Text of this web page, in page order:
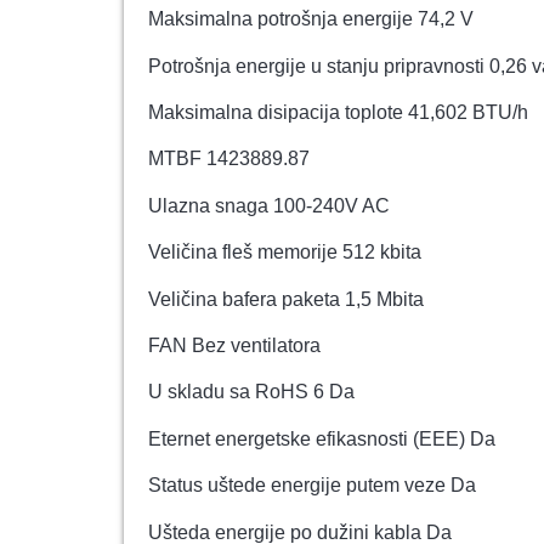
Maksimalna potrošnja energije 74,2 V
Potrošnja energije u stanju pripravnosti 0,26
Maksimalna disipacija toplote 41,602 BTU/h
MTBF 1423889.87
Ulazna snaga 100-240V AC
Veličina fleš memorije 512 kbita
Veličina bafera paketa 1,5 Mbita
FAN Bez ventilatora
U skladu sa RoHS 6 Da
Eternet energetske efikasnosti (EEE) Da
Status uštede energije putem veze Da
Ušteda energije po dužini kabla Da